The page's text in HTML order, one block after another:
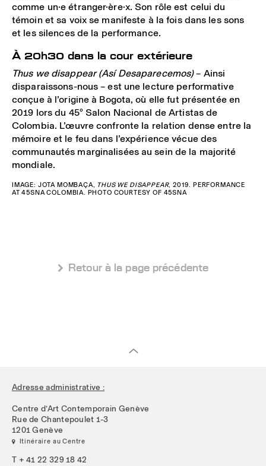
comme un·e étranger·ère·x. Son rôle est celui du
témoin et sa voix se manifeste à la fois dans les sons
et les silences de la performance.
À 20h30 dans la cour extérieure
Thus we disappear (Así Desaparecemos)– Ainsi
disparaissons-nous – est une lecture performative
conçue à l’origine à Bogota, où elle fut présentée en
2019 lors du 45º Salon Nacional de Artistas de
Colombia. L’œuvre confronte la relation dense entre la
mémoire et le feu dans l’expérience vécue des
communautés marginalisées au sein de la majorité
mondiale.
IMAGE: JOTA MOMBAÇA, THUS WE DISAPPEAR, 2019. PERFORMANCE
AT 45SNA COLOMBIA. PHOTO COURTESY OF 45SNA
 Retour à la page précédente
Adresse administrative :
Centre d’Art Contemporain Genève
Rue de Chantepoulet 1-3
1201 Genève
 Itinéraire au Centre
T + 41 22 329 18 42